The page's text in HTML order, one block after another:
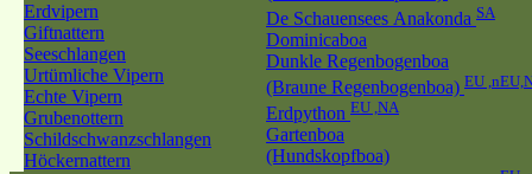
Erdvipern
Giftnattern
Seeschlangen
Urtümliche Vipern
Echte Vipern
Grubenottern
Schildschwanzschlangen
Höckernattern
De Schauensees Anakonda SA
Dominicaboa
Dunkle Regenbogenboa
(Braune Regenbogenboa) EU
Erdpython EU ,NA
Gartenboa
(Hundskopfboa)